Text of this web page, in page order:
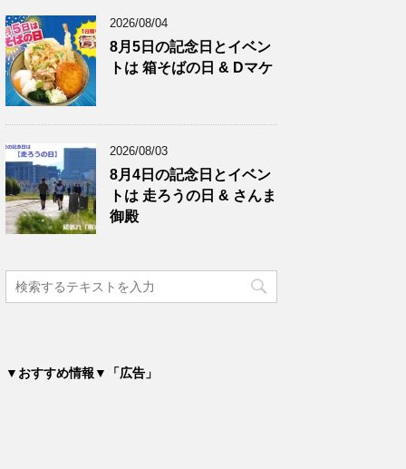
2026/08/04
8月5日の記念日とイベン
トは 箱そばの日 & Dマケ
2026/08/03
8月4日の記念日とイベン
トは 走ろうの日 & さんま
御殿
▼おすすめ情報▼「広告」